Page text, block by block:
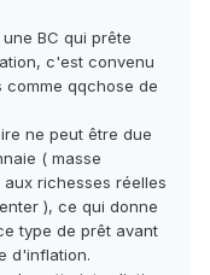
BC qui prête
c'est convenu
comme qqchose de
ne peut être due
( masse
richesses réelles
), ce qui donne
type de prêt avant
d'inflation.